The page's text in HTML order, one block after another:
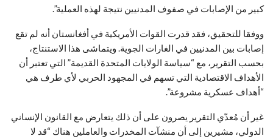
كبير من الإصابات في صفوف المدنيين نتيجة لهذه العملية”.
ووفقا للتحقيق، فقد قدرت القوات الأمريكية في أفغانستان أنه لم تقع
إصابات بين المدنيين في الغارات الجوية. ويتماشى هذا الاستنتاج،
بحسب التقرير، مع “سياسة الولايات المتحدة القديمة” التي تعتبر أن
الأهداف الاقتصادية التي تسهم في المجهود الحربي لأي طرف هي
“أهداف عسكرية مشروعة”.
غير أن مُعدّي التقرير يصرون على أن ذلك يتعارض مع القانون الإنساني
الدولي، مشيرين إلى أن منشآت المخدرات والعاملين هناك “قد لا